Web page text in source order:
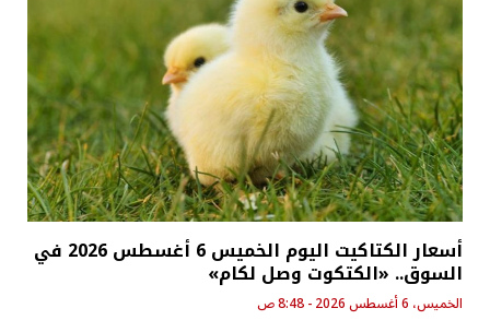
أسعار الكتاكيت اليوم الخميس 6 أغسطس 2026 في
السوق.. «الكتكوت وصل لكام»
الخميس، 6 أغسطس 2026 - 8:48 ص